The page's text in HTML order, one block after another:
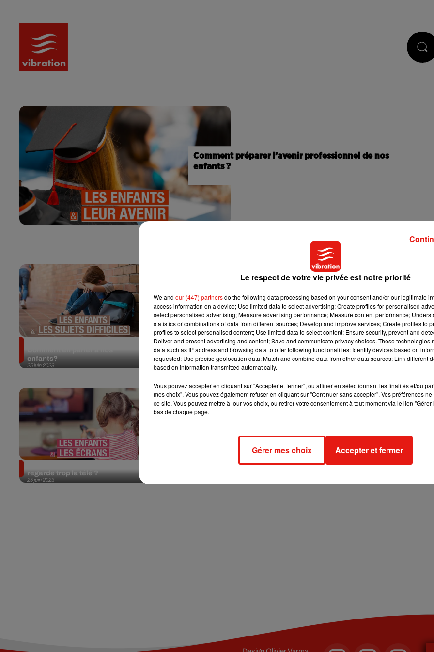
Comment préparer l’avenir professionnel de nos
enfants ?
25 juin 2023
enfants?
25 juin 2023
Éducation bienveillante, limites :
comment aider son enfant à
vivre...
Comment accompagner les
enfants dans une alimentation
équilibrée ?
25 juin 2023
regarde trop la télé ?
Le respect de votre vie privée est notre priorité
We and our (447) partnersdo the following data processing based on your consent and/or our legitimate
access information on a device; Use limited data to select advertising; Create profiles for personalised
select personalised advertising; Measure advertising performance; Measure content performance;
statistics or combinations of data from different sources; Develop and improve services; Create profiles to
profiles to select personalised content; Use limited data to select content; Ensure security, prevent and
Deliver and present advertising and content; Save and communicate privacy choices. These technologies
data such as IP address and browsing data to offer following functionalities: Identify devices based on
requested; Use precise geolocation data; Match and combine data from other data sources; Link different
based on information transmitted automatically.
Vous pouvez accepter en cliquant sur "Accepter et fermer", ou affiner en sélectionnant les finalités et/ou
mes choix". Vous pouvez également refuser en cliquant sur "Continuer sans accepter". Vos préférences
ce site. Vous pouvez mettre à jour vos choix, ou retirer votre consentement à tout moment via le lien
bas de chaque page.
Gérer mes choix Accepter et fermer